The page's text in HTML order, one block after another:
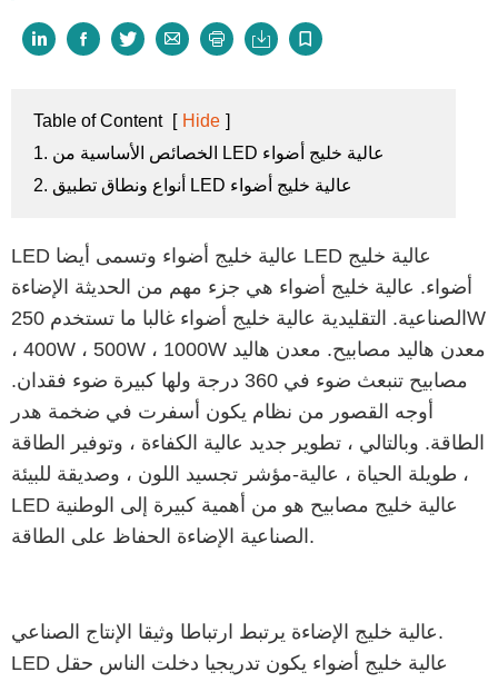
      
Table of Content [ Hide ]
1. الخصائص الأساسية من LED عالية خليج أضواء
2. أنواع ونطاق تطبيق LED عالية خليج أضواء
LED عالية خليج أضواء وتسمى أيضا LED عالية خليج
أضواء. عالية خليج أضواء هي جزء مهم من الحديثة الإضاءة
الصناعية. التقليدية عالية خليج أضواء غالبا ما تستخدم 250W
، 400W ، 500W ، 1000W معدن هاليد مصابيح. معدن هاليد
مصابيح تنبعث ضوء في 360 درجة ولها كبيرة ضوء فقدان.
أوجه القصور من نظام يكون أسفرت في ضخمة هدر
الطاقة. وبالتالي ، تطوير جديد عالية الكفاءة ، وتوفير الطاقة
، طويلة الحياة ، عالية-مؤشر تجسيد اللون ، وصديقة للبيئة
LED عالية خليج مصابيح هو من أهمية كبيرة إلى الوطنية
الصناعية الإضاءة الحفاظ على الطاقة.
عالية خليج الإضاءة يرتبط ارتباطا وثيقا الإنتاج الصناعي.
LED عالية خليج أضواء يكون تدريجيا دخلت الناس حقل